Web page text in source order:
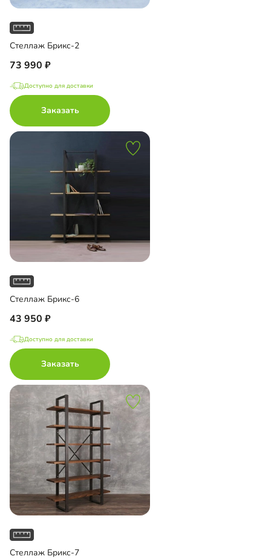
Стеллаж Брикс-2
73 990
Доступно для доставки
Заказать
Стеллаж Брикс-6
43 950
Доступно для доставки
Заказать
Стеллаж Брикс-7